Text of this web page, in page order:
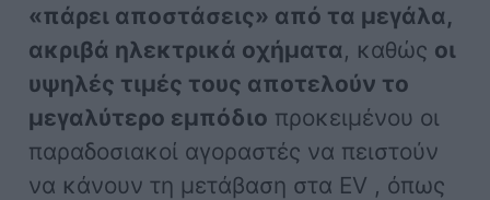
«πάρει αποστάσεις» από τα μεγάλα,
ακριβά ηλεκτρικά οχήματα, καθώς οι
υψηλές τιμές τους αποτελούν το
μεγαλύτερο εμπόδιο προκειμένου οι
παραδοσιακοί αγοραστές να πειστούν
να κάνουν τη μετάβαση στα EV , όπως